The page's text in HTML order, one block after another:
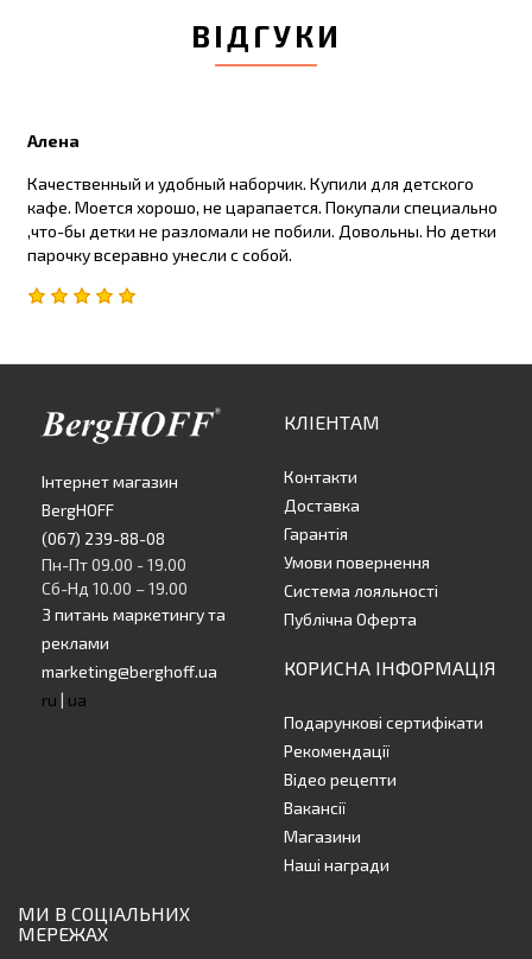
ВІДГУКИ
Алена
Качественный и удобный наборчик. Купили для детского
кафе. Моется хорошо, не царапается. Покупали специально
,что-бы детки не разломали не побили. Довольны. Но детки
парочку всеравно унесли с собой.
Інтернет магазин
BergHOFF
(067) 239-88-08
Пн-Пт 09.00 - 19.00
Сб-Нд 10.00 – 19.00
З питань маркетингу та
реклами
marketing@berghoff.ua
ru | ua
КЛІЕНТАМ
Контакти
Доставка
Гарантія
Умови повернення
Система лояльності
Публічна Оферта
КОРИСНА ІНФОРМАЦІЯ
Подарункові сертифікати
Рекомендації
Відео рецепти
Вакансії
Магазини
Наші награди
МИ В СОЦІАЛЬНИХ
МЕРЕЖАХ